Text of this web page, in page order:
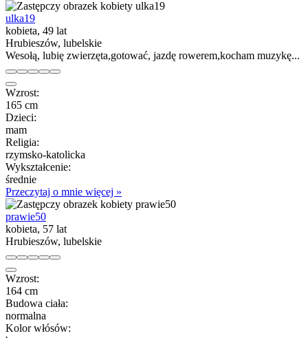
ulka19
kobieta, 49 lat
Hrubieszów, lubelskie
Wesołą, lubię zwierzęta,gotować, jazdę rowerem,kocham muzykę...
Wzrost:
165 cm
Dzieci:
mam
Religia:
rzymsko-katolicka
Wykształcenie:
średnie
Przeczytaj o mnie więcej »
prawie50
kobieta, 57 lat
Hrubieszów, lubelskie
Wzrost:
164 cm
Budowa ciała:
normalna
Kolor włósów: